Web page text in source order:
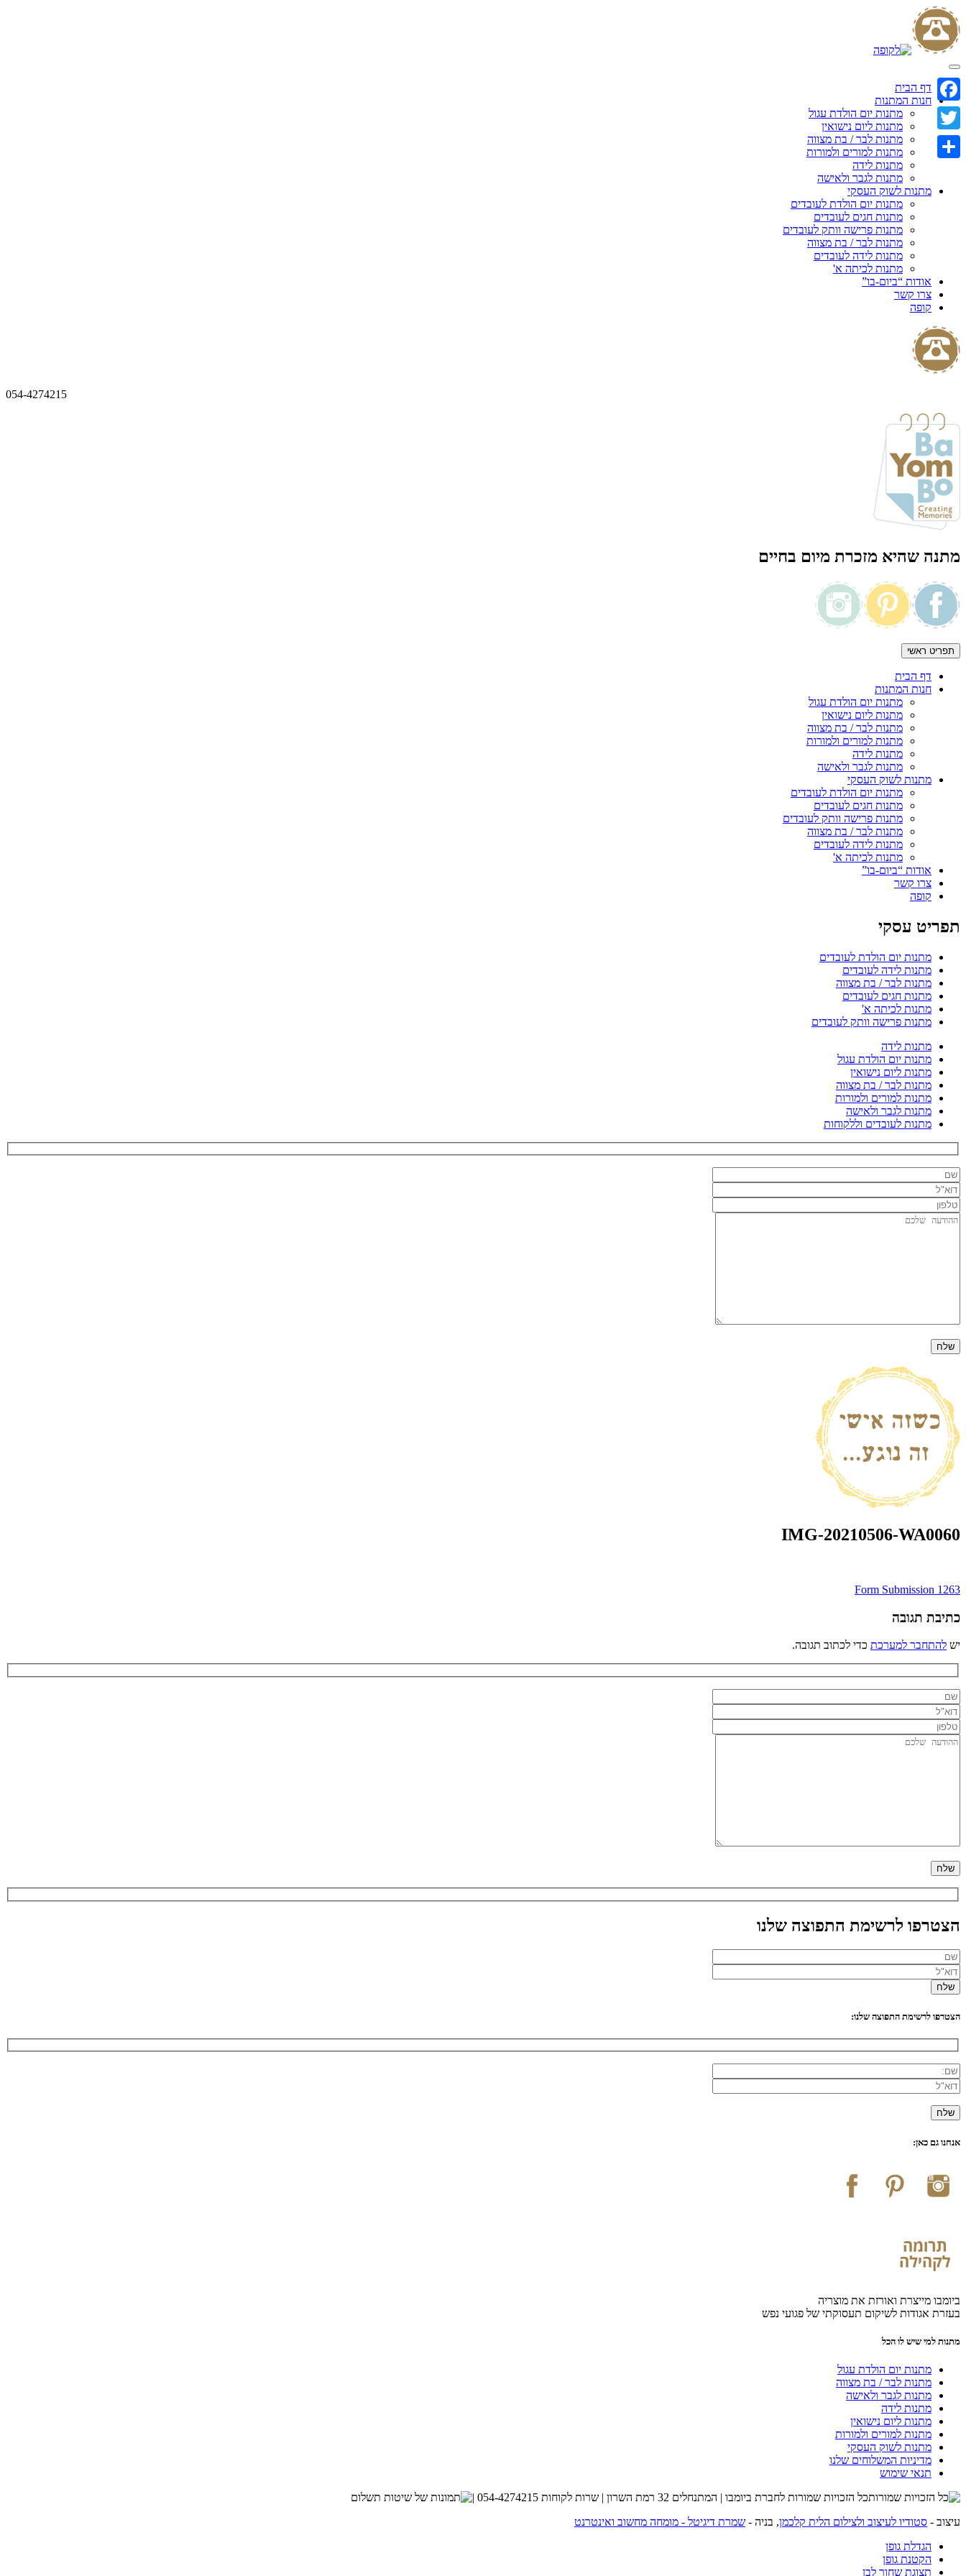
Skip
to
content
דף הבית
חנות המתנות
מתנות יום הולדת עגול
מתנות ליום נישואין
מתנות לבר / בת מצווה
מתנות למורים ולמורות
מתנות לידה
מתנות לגבר ולאישה
מתנות לשוק העסקי
מתנות יום הולדת לעובדים
מתנות חגים לעובדים
מתנות פרישה וותק לעובדים
מתנות לבר / בת מצווה
מתנות לידה לעובדים
מתנות לכיתה א'
אודות “ביום-בו”
צרו קשר
קופה
054-4274215
מתנה שהיא מזכרת מיום בחיים
תפריט ראשי
דף הבית
חנות המתנות
מתנות יום הולדת עגול
מתנות ליום נישואין
מתנות לבר / בת מצווה
מתנות למורים ולמורות
מתנות לידה
מתנות לגבר ולאישה
מתנות לשוק העסקי
מתנות יום הולדת לעובדים
מתנות חגים לעובדים
מתנות פרישה וותק לעובדים
מתנות לבר / בת מצווה
מתנות לידה לעובדים
מתנות לכיתה א'
אודות “ביום-בו”
צרו קשר
קופה
תפריט עסקי
מתנות יום הולדת לעובדים
מתנות לידה לעובדים
מתנות לבר / בת מצווה
מתנות חגים לעובדים
מתנות לכיתה א'
מתנות פרישה וותק לעובדים
מתנות לידה
מתנות יום הולדת עגול
מתנות ליום נישואין
מתנות לבר / בת מצווה
מתנות למורים ולמורות
מתנות לגבר ולאישה
מתנות לעובדים וללקוחות
IMG-20210506-WA0060
ניווט
Form Submission 1263
כתיבת תגובה
יש להתחבר למערכת כדי לכתוב תגובה.
הצטרפו לרשימת התפוצה שלנו
הצטרפו לרשימת התפוצה שלנו:
אנחנו גם כאן:
ביומבו מייצרת ואורזת את מוצריה
בעזרת אגודות לשיקום תעסוקתי של פגועי נפש
מתנות למי שיש לו הכל
מתנות יום הולדת עגול
מתנות לבר / בת מצווה
מתנות לגבר ולאישה
מתנות לידה
מתנות ליום נישואין
מתנות למורים ולמורות
מתנות לשוק העסקי
מדיניות המשלוחים שלנו
תנאי שימוש
כל הזכויות שמורות לחברת ביומבו | המתנחלים 32 רמת השרון | שרות לקוחות 054-4274215 |
עיצוב - סטודיו לעיצוב ולצילום הלית קלכמן, בניה - שמרת דיגיטל - מומחה מחשוב ואינטרנט
Facebook
Twitter
הגדלת גופן
הקטנת גופן
תצוגת שחור לבן